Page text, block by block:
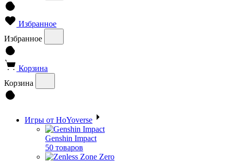
Избранное
Избранное
Корзина
Корзина
Игры от HoYoverse
Genshin Impact
50 товаров